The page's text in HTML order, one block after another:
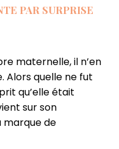
PAR SURPRISE
maternelle, il n’en
Alors quelle ne fut
qu’elle était
sur son
marque de